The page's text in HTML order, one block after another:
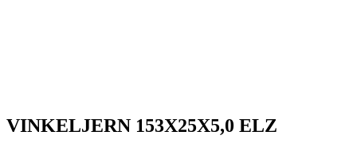
VINKELJERN 153X25X5,0 ELZ